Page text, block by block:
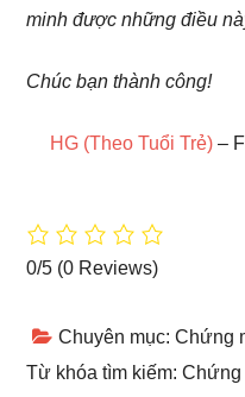
minh được những điều
Chúc bạn thành công!
HG (Theo Tuổi Trẻ)–
0/5 (0 Reviews)
Chuyên mục:Chứng
Từ khóa tìm kiếm:Chứng